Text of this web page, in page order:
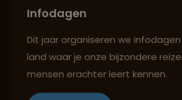
Infodagen
Dit jaar organiseren we
land waar je onze bijzondere
mensen erachter leert kennen.